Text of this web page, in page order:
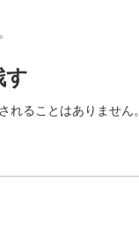
す
れることはありません。